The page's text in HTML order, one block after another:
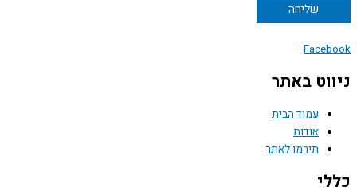
שליחה
Facebook
ניווט באתר
עמוד הבית
אודות
תירמו לאתר
כללי